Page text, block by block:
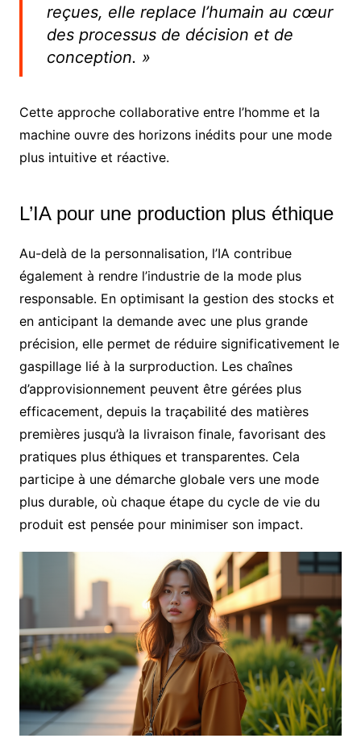
reçues, elle replace l’humain au cœur
des processus de décision et de
conception. »
Cette approche collaborative entre l’homme et la
machine ouvre des horizons inédits pour une mode
plus intuitive et réactive.
L’IA pour une production plus éthique
Au-delà de la personnalisation, l’IA contribue
également à rendre l’industrie de la mode plus
responsable. En optimisant la gestion des stocks et
en anticipant la demande avec une plus grande
précision, elle permet de réduire significativement le
gaspillage lié à la surproduction. Les chaînes
d’approvisionnement peuvent être gérées plus
efficacement, depuis la traçabilité des matières
premières jusqu’à la livraison finale, favorisant des
pratiques plus éthiques et transparentes. Cela
participe à une démarche globale vers une mode
plus durable, où chaque étape du cycle de vie du
produit est pensée pour minimiser son impact.